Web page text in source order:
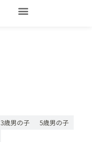
3歳男の子
5歳男の子